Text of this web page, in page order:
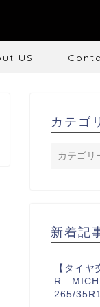
US
カテゴ
新着記
【タイ
R
265/